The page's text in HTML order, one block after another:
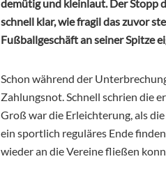
demütig und kleinlaut. Der Stopp
schnell klar, wie fragil das zuvor
Fußballgeschäft an seiner Spitze
Schon während der
Zahlungsnot. Schnell schrien die
Groß war die Erleichterung, als
ein sportlich reguläres Ende
wieder an die Vereine fließen